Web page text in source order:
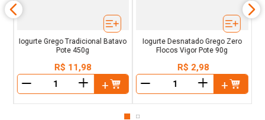
Iogurte Grego Tradicional Batavo
Pote 450g
R$ 11,98
＋
Iogurte Desnatado Grego Zero
Flocos Vigor Pote 90g
R$ 2,98
＋